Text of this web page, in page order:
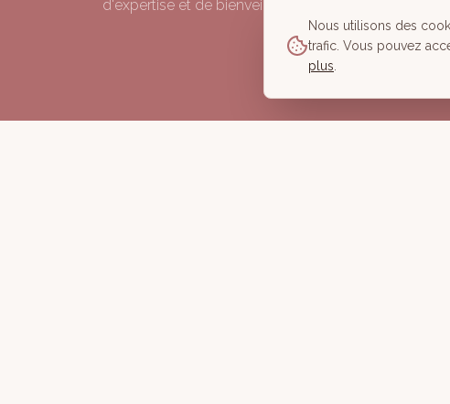
d'expertise et de bienveillance depuis 2006.
Nous utilisons des
trafic. Vous pouvez
plus